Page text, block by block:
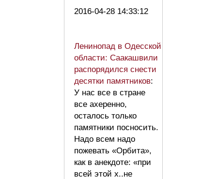
2016-04-28 14:33:12
Ленинопад в Одесской
области: Саакашвили
распорядился снести
десятки памятников:
У нас все в стране
все ахеренно,
осталось только
памятники посносить.
Надо всем надо
пожевать «Орбита»,
как в анекдоте: «при
всей этой х..не